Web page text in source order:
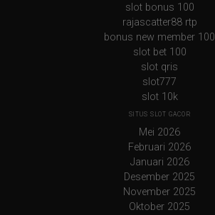
slot bonus 100
rajascatter88 rtp
bonus new member 100
slot bet 100
slot qris
slot777
slot 10k
SITUS SLOT GACOR
Mei 2026
Februari 2026
Januari 2026
Desember 2025
November 2025
Oktober 2025